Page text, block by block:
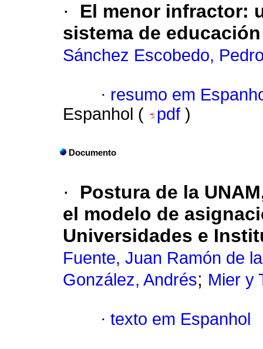
· El menor infractor:
sistema de
Sánchez Escobedo,
· resumo em
Espanhol (
pdf )
Documento
· Postura de la
el modelo de
Universidades e
Fuente, Juan Ramón de la
González, Andrés; Mier y
· texto em Espanhol